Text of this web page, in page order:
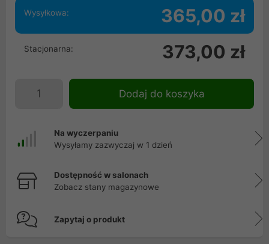
Wysyłkowa: 365,00 zł
Stacjonarna: 373,00 zł
Dodaj do koszyka
Na wyczerpaniu
Wysyłamy zazwyczaj w 1 dzień
Dostępność w salonach
Zobacz stany magazynowe
Zapytaj o produkt